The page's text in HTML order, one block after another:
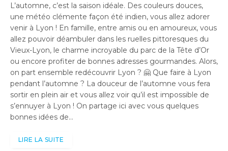
L’automne, c’est la saison idéale. Des couleurs douces,
une météo clémente façon été indien, vous allez adorer
venir à Lyon ! En famille, entre amis ou en amoureux, vous
allez pouvoir déambuler dans les ruelles pittoresques du
Vieux-Lyon, le charme incroyable du parc de la Tête d’Or
ou encore profiter de bonnes adresses gourmandes. Alors,
on part ensemble redécouvrir Lyon ? 🤗 Que faire à Lyon
pendant l’automne ? La douceur de l’automne vous fera
sortir en plein air et vous allez voir qu’il est impossible de
s’ennuyer à Lyon ! On partage ici avec vous quelques
bonnes idées de…
LIRE LA SUITE